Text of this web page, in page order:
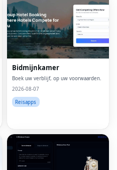
Bidmijnkamer
Boek uw verblijf, op uw voorwaarden.
2026-08-07
Reisapps